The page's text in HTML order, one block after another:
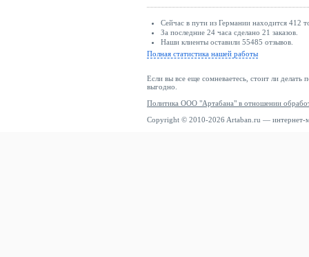
Сейчас в пути из Германии находится 412
За последние 24 часа сделано 21 заказов.
Наши клиенты оставили 55485 отзывов.
Полная статистика нашей работы
Если вы все еще сомневаетесь, стоит ли делать
выгодно.
Политика ООО "Артабана" в отношении
Copyright © 2010-2026 Artaban.ru — интернет-